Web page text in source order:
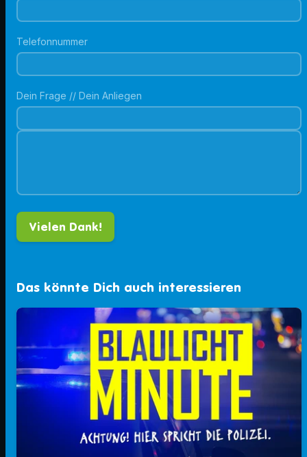
Telefonnummer
Dein Frage // Dein Anliegen
Das könnte Dich auch interessieren